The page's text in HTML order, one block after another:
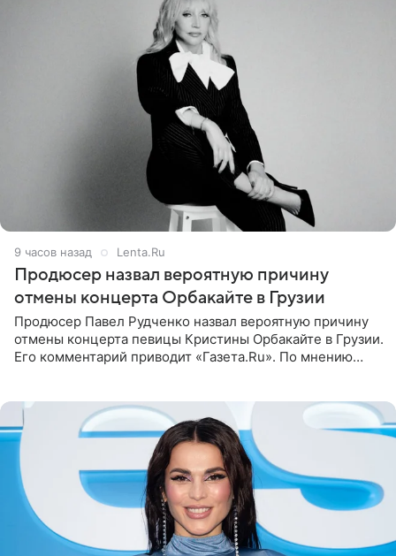
9 часов назад Lenta.Ru
Продюсер назвал вероятную причину
отмены концерта Орбакайте в Грузии
Продюсер Павел Рудченко назвал вероятную причину
отмены концерта певицы Кристины Орбакайте в Грузии.
Его комментарий приводит «Газета.Ru». По мнению